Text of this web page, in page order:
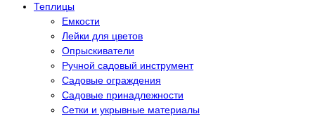
Теплицы
Емкости
Лейки для цветов
Опрыскиватели
Ручной садовый инструмент
Садовые ограждения
Садовые принадлежности
Сетки и укрывные материалы